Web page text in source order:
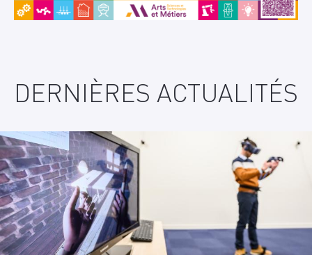
DERNIÈRES ACTUALITÉS